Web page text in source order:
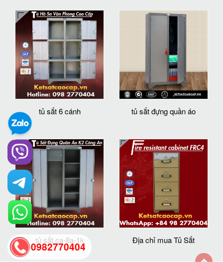
tủ sắt 6 cánh tủ sắt đựng quần áo
tủ sắt ca-8a-1k Địa chỉ mua Tủ Sắt
0982770404